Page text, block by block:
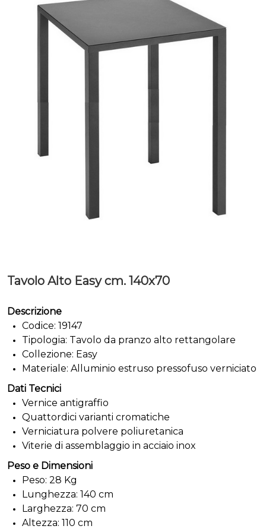
Tavolo Alto Easy cm. 140x70
Descrizione
Codice: 19147
Tipologia: Tavolo da pranzo alto rettangolare
Collezione: Easy
Materiale: Alluminio estruso pressofuso verniciato
Dati Tecnici
Vernice antigraffio
Quattordici varianti cromatiche
Verniciatura polvere poliuretanica
Viterie di assemblaggio in acciaio inox
Peso e Dimensioni
Peso: 28 Kg
Lunghezza: 140 cm
Larghezza: 70 cm
Altezza: 110 cm